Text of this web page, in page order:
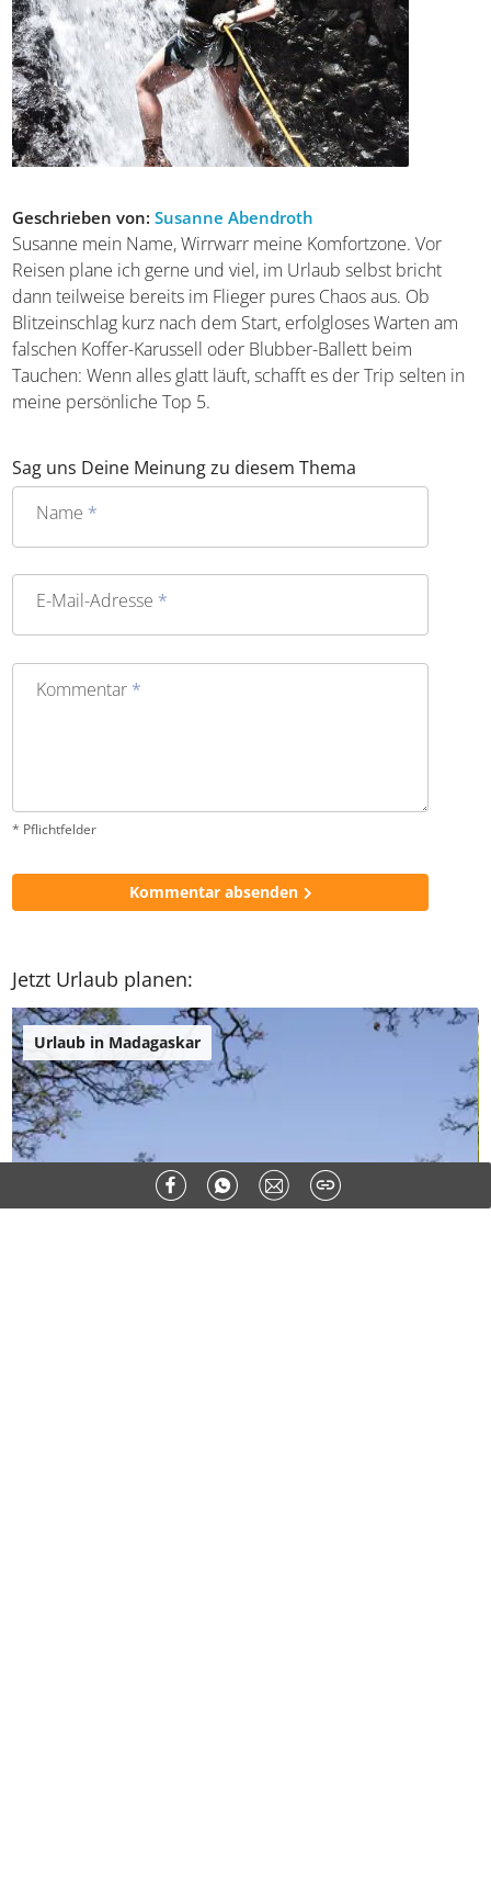
Geschrieben von:Susanne Abendroth
Susanne mein Name, Wirrwarr meine Komfortzone. Vor
Reisen plane ich gerne und viel, im Urlaub selbst bricht
dann teilweise bereits im Flieger pures Chaos aus. Ob
Blitzeinschlag kurz nach dem Start, erfolgloses Warten am
falschen Koffer-Karussell oder Blubber-Ballett beim
Tauchen: Wenn alles glatt läuft, schafft es der Trip selten in
meine persönliche Top 5.
Sag uns Deine Meinung zu diesem Thema
Name *
E-Mail-Adresse *
Kommentar *
* Pflichtfelder
Kommentar absenden
Jetzt Urlaub planen:
Urlaub in Madagaskar